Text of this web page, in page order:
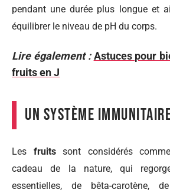
pendant une durée plus longue et
équilibrer le niveau de pH du corps.
Lire également : Astuces pour
fruits en J
Un système
Les fruitssont considérés
cadeau de la nature, qui
essentielles, de bêta-carotène,